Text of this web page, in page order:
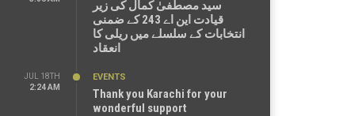
سید مصطفیٰ کمال کی زیر
قیادت این اے 243 کے ضمنی
انتخابات کے سلسلے میں ریلی کا
انعقاد
JUL 18TH
2:24 AM
EVENTS
Thank you Karachi for your
wonderful support